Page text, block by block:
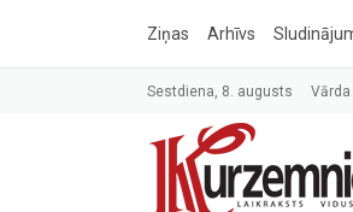
Ziņas Arhīvs
Sestdiena, 8. augusts